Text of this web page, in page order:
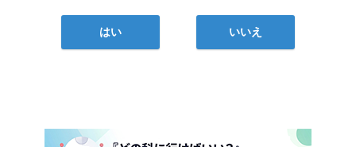
はい いいえ